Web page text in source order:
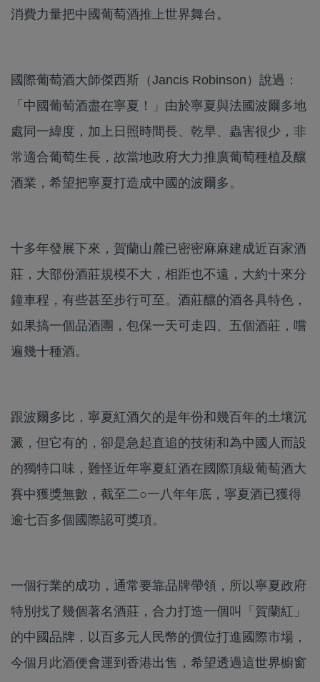
消費力量把中國葡萄酒推上世界舞台。
國際葡萄酒大師傑西斯（Jancis Robinson）說過：
「中國葡萄酒盡在寧夏！」由於寧夏與法國波爾多地
處同一緯度，加上日照時間長、乾旱、蟲害很少，非
常適合葡萄生長，故當地政府大力推廣葡萄種植及釀
酒業，希望把寧夏打造成中國的波爾多。
十多年發展下來，賀蘭山麓已密密麻麻建成近百家酒
莊，大部份酒莊規模不大，相距也不遠，大約十來分
鐘車程，有些甚至步行可至。酒莊釀的酒各具特色，
如果搞一個品酒團，包保一天可走四、五個酒莊，嚐
遍幾十種酒。
跟波爾多比，寧夏紅酒欠的是年份和幾百年的土壤沉
澱，但它有的，卻是急起直追的技術和為中國人而設
的獨特口味，難怪近年寧夏紅酒在國際頂級葡萄酒大
賽中獲獎無數，截至二○一八年年底，寧夏酒已獲得
逾七百多個國際認可獎項。
一個行業的成功，通常要靠品牌帶領，所以寧夏政府
特別找了幾個著名酒莊，合力打造一個叫「賀蘭紅」
的中國品牌，以百多元人民幣的價位打進國際市場，
今個月此酒便會運到香港出售，希望透過這世界櫥窗